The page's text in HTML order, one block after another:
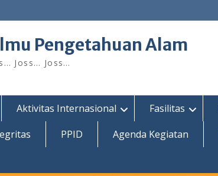
Pengetahuan Alam
Joss… Joss…
Aktivitas Internasional Fasilitas
PPID Agenda Kegiatan